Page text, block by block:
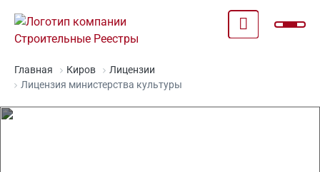
Главная Киров
Лицензии
Лицензия министерства культуры